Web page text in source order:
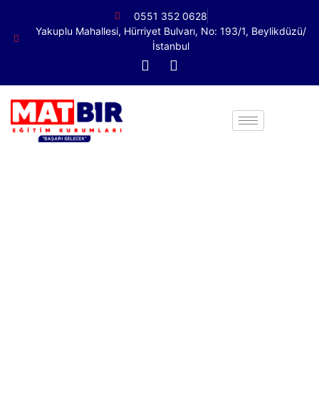
0551 352 0628
Yakuplu Mahallesi, Hürriyet Bulvarı, No: 193/1, Beylikdüzü/
İstanbul